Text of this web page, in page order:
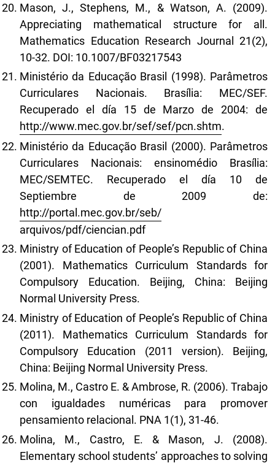
Mason, J., Stephens, M., & Watson, A. (2009).
Appreciating mathematical structure for all.
Mathematics Education Research Journal 21(2),
10-32. DOI: 10.1007/BF03217543
Ministério da Educação Brasil (1998). Parâmetros
Curriculares Nacionais. Brasília: MEC/SEF.
Recuperado el día 15 de Marzo de 2004: de
http://www.mec.gov.br/sef/sef/pcn.shtm.
Ministério da Educação Brasil (2000). Parâmetros
Curriculares Nacionais: ensinomédio Brasília:
MEC/SEMTEC. Recuperado el día 10 de
Septiembre de 2009 de:
http://portal.mec.gov.br/seb/
arquivos/pdf/ciencian.pdf
Ministry of Education of People’s Republic of China
(2001). Mathematics Curriculum Standards for
Compulsory Education. Beijing, China: Beijing
Normal University Press.
Ministry of Education of People’s Republic of China
(2011). Mathematics Curriculum Standards for
Compulsory Education (2011 version). Beijing,
China: Beijing Normal University Press.
Molina, M., Castro E. & Ambrose, R. (2006). Trabajo
con igualdades numéricas para promover
pensamiento relacional. PNA 1(1), 31-46.
Molina, M., Castro, E. & Mason, J. (2008).
Elementary school students’ approaches to solving